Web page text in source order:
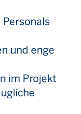
und enge
im Projekt